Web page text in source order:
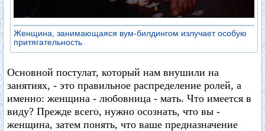
Женщина, занимающаяся вум-билдингом излучает особую
притягательность
Основной постулат, который нам внушили на
занятиях, - это правильное распределение ролей, а
именно: женщина - любовница - мать. Что имеется в
виду? Прежде всего, нужно осознать, что вы -
женщина, затем понять, что ваше предназначение